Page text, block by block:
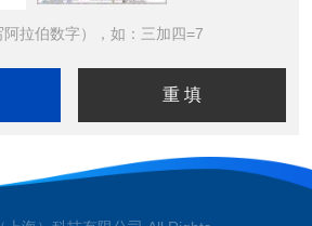
拉伯数字），如：三加四=7